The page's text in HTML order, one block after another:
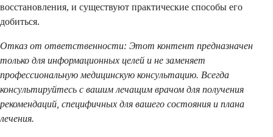
восстановления, и существуют практические способы его
добиться.
Отказ от ответственности: Этот контент предназначен
только для информационных целей и не заменяет
профессиональную медицинскую консультацию. Всегда
консультируйтесь с вашим лечащим врачом для получения
рекомендаций, специфичных для вашего состояния и плана
лечения.